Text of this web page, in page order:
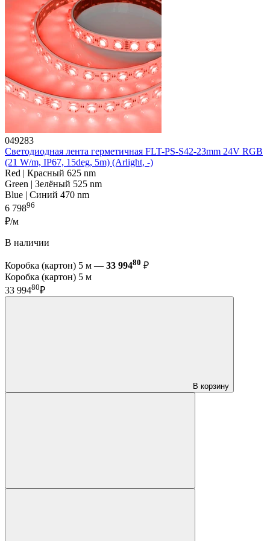
049283
Светодиодная лента герметичная FLT-PS-S42-23mm 24V RGB
(21 W/m, IP67, 15deg, 5m) (Arlight, -)
Red | Красный 625 nm
Green | Зелёный 525 nm
Blue | Синий 470 nm
6 79896
₽/м
В наличии
Коробка (картон) 5 м — 33 99480 ₽
Коробка (картон) 5 м
33 99480₽
В корзину